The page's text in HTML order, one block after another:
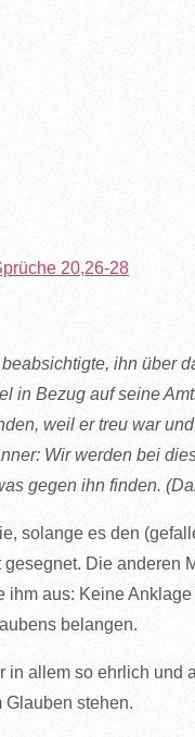
20,26-28
ihn über
in Bezug auf seine
weil er treu war
Wir werden bei
gegen ihn finden.
solange es den
Die anderen
aus: Keine
belangen.
allem so ehrlich und
stehen.